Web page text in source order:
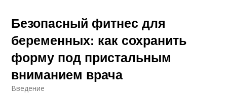
Безопасный фитнес для
беременных: как сохранить
форму под пристальным
вниманием врача
Введение